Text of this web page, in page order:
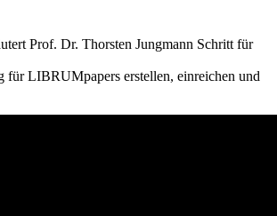
Prof. Dr. Thorsten Jungmann Schritt für
für LIBRUMpapers erstellen, einreichen und